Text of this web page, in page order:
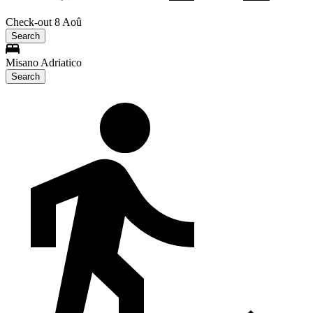
Check-out 8 Aoû
Search
Misano Adriatico
Search